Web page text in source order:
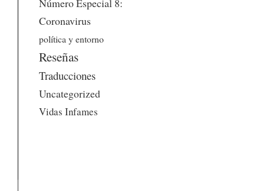
Coronavirus
política y entorno
Reseñas
Traducciones
Uncategorized
Vidas Infames